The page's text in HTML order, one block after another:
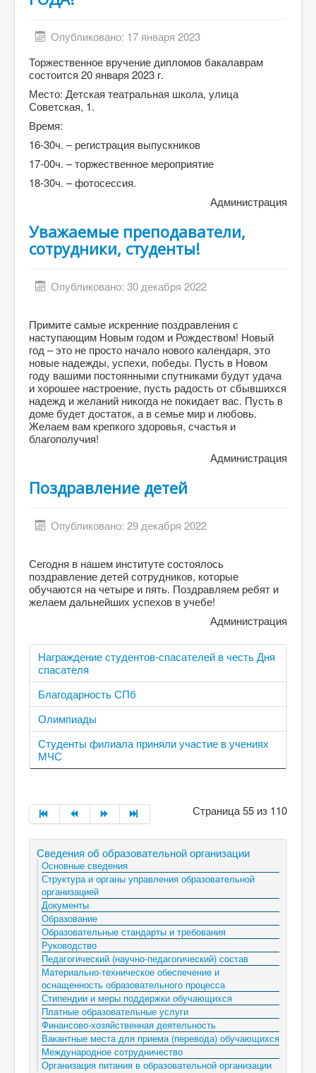
Опубликовано: 17 января 2023
Торжественное вручение дипломов бакалаврам
состоится 20 января 2023 г.
Место: Детская театральная школа, улица
Советская, 1.
Время:
16-30ч. – регистрация выпускников
17-00ч. – торжественное мероприятие
18-30ч. – фотосессия.
Администрация
Уважаемые преподаватели,
сотрудники, студенты!
Опубликовано: 30 декабря 2022
Примите самые искренние поздравления с
наступающим Новым годом и Рождеством! Новый
год – это не просто начало нового календаря, это
новые надежды, успехи, победы. Пусть в Новом
году вашими постоянными спутниками будут удача
и хорошее настроение, пусть радость от сбывшихся
надежд и желаний никогда не покидает вас. Пусть в
доме будет достаток, а в семье мир и любовь.
Желаем вам крепкого здоровья, счастья и
благополучия!
Администрация
Поздравление детей
Опубликовано: 29 декабря 2022
Сегодня в нашем институте состоялось
поздравление детей сотрудников, которые
обучаются на четыре и пять. Поздравляем ребят и
желаем дальнейших успехов в учебе!
Администрация
Награждение студентов-спасателей в честь Дня
спасателя
Благодарность СПб
Олимпиады
Студенты филиала приняли участие в учениях
МЧС
Страница 55 из 110
Сведения об образовательной организации
Основные сведения
Структура и органы управления образовательной
организацией
Документы
Образование
Образовательные стандарты и требования
Руководство
Педагогический (научно-педагогический) состав
Материально-техническое обеспечение и
оснащенность образовательного процесса
Стипендии и меры поддержки обучающихся
Платные образовательные услуги
Финансово-хозяйственная деятельность
Вакантные места для приема (перевода) обучающихся
Международное сотрудничество
Организация питания в образовательной организации